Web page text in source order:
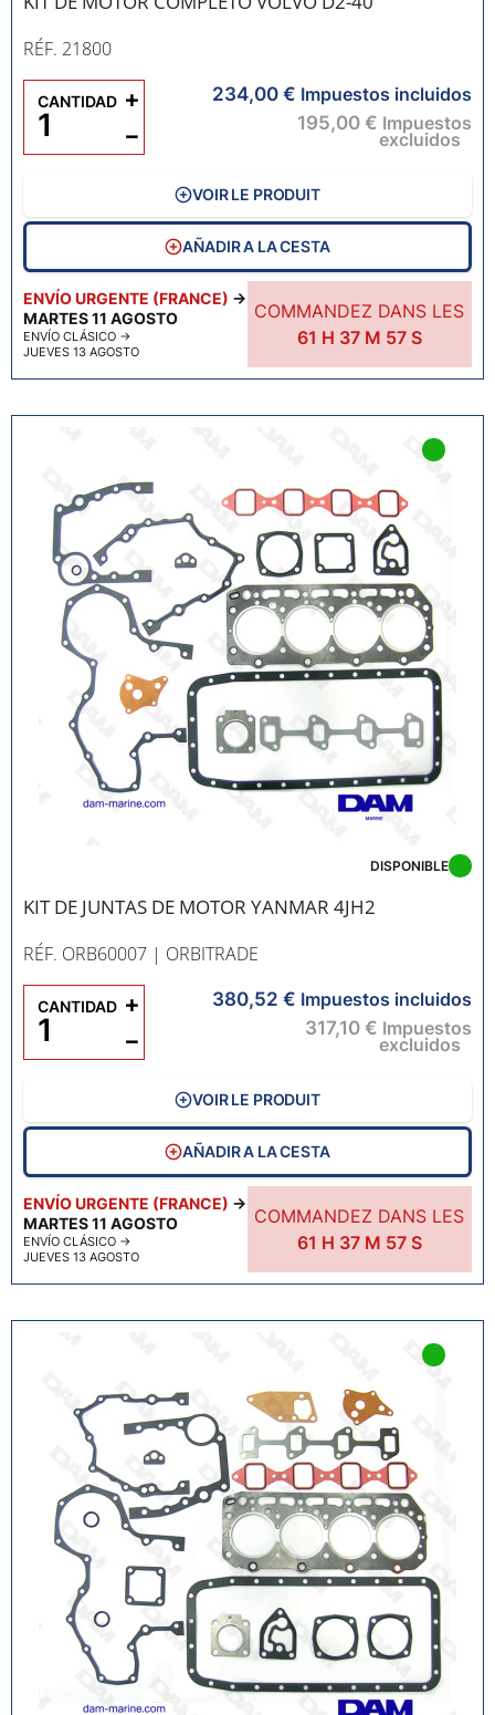
RÉF. 21800
ENVÍO URGENTE (FRANCE) →
MARTES 11 AGOSTO
ENVÍO CLÁSICO →
JUEVES 13 AGOSTO
COMMANDEZ DANS LES
61 H 37M 55 S
234,00 € Impuestos incluidos
195,00 € Impuestos
excluidos
CANTIDAD
−
+
VOIR LE PRODUIT
AÑADIR A LA CESTA
KIT DE JUNTAS DE MOTOR YANMAR 4JH2
RÉF. ORB60007 | ORBITRADE
ENVÍO URGENTE (FRANCE) →
MARTES 11 AGOSTO
ENVÍO CLÁSICO →
JUEVES 13 AGOSTO
COMMANDEZ DANS LES
61 H 37M 55 S
DISPONIBLE
380,52 € Impuestos incluidos
317,10 € Impuestos
excluidos
CANTIDAD
−
+
VOIR LE PRODUIT
AÑADIR A LA CESTA